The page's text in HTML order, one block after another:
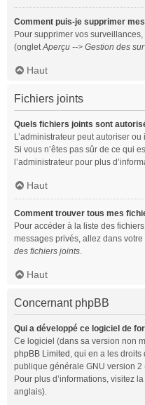
Comment puis-je supprimer
Pour supprimer vos
(ongletAperçu --> Gestion des
Haut
Fichiers joints
Quels fichiers joints sont
L’administrateur peut autoriser
Si vous n’êtes pas sûr de ce qui
l’administrateur pour plus
Haut
Comment trouver tous mes
Pour accéder à la liste des
messages privés, allez dans
des fichiers joints.
Haut
Concernant phpBB
Qui a développé ce logiciel de
Ce logiciel (dans sa version non
phpBB Limited , qui en a les droits
publique générale GNU version 2
Pour plus d’informations, visitez
anglais).